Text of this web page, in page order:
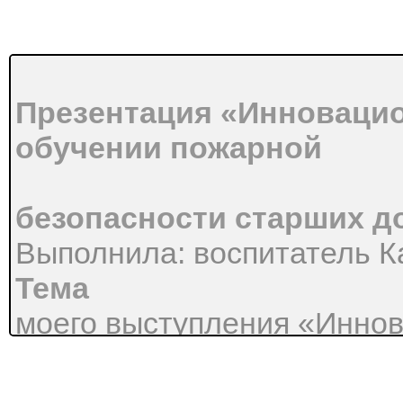
Презентация
обучении пожарной
безопасности старших
Выполнила: воспитатель
Тема
моего выступления